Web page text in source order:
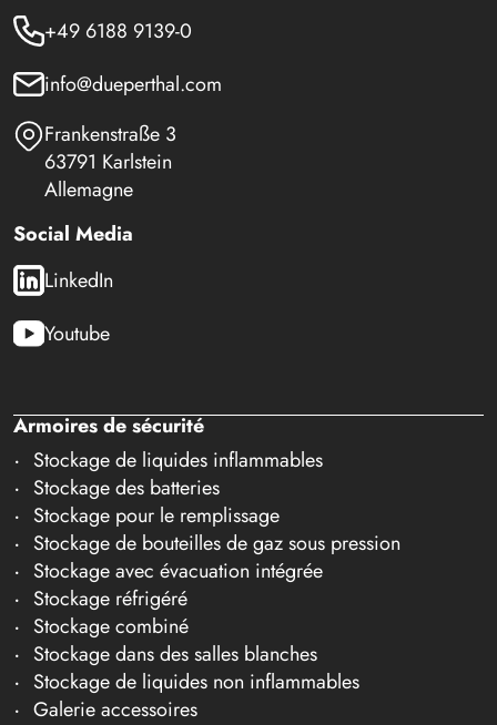
+49 6188 9139-0
info@dueperthal.com
Frankenstraße 3
63791 Karlstein
Allemagne
Social Media
LinkedIn
Youtube
Armoires de sécurité
Stockage de liquides inflammables
Stockage des batteries
Stockage pour le remplissage
Stockage de bouteilles de gaz sous pression
Stockage avec évacuation intégrée
Stockage réfrigéré
Stockage combiné
Stockage dans des salles blanches
Stockage de liquides non inflammables
Galerie accessoires